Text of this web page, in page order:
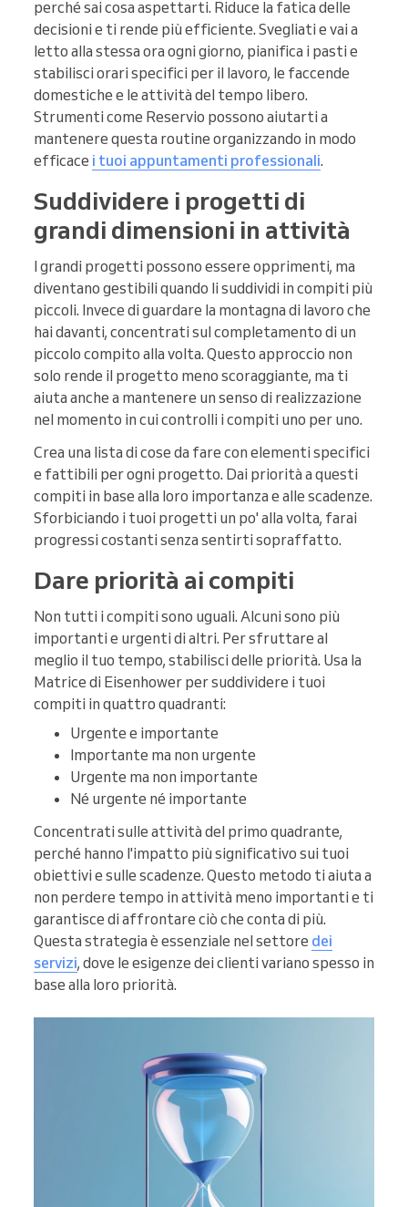
perché sai cosa aspettarti. Riduce la fatica delle
decisioni e ti rende più efficiente. Svegliati e vai a
letto alla stessa ora ogni giorno, pianifica i pasti e
stabilisci orari specifici per il lavoro, le faccende
domestiche e le attività del tempo libero.
Strumenti come Reservio possono aiutarti a
mantenere questa routine organizzando in modo
efficace i tuoi appuntamenti professionali.
Suddividere i progetti di
grandi dimensioni in attività
I grandi progetti possono essere opprimenti, ma
diventano gestibili quando li suddividi in compiti più
piccoli. Invece di guardare la montagna di lavoro che
hai davanti, concentrati sul completamento di un
piccolo compito alla volta. Questo approccio non
solo rende il progetto meno scoraggiante, ma ti
aiuta anche a mantenere un senso di realizzazione
nel momento in cui controlli i compiti uno per uno.
Crea una lista di cose da fare con elementi specifici
e fattibili per ogni progetto. Dai priorità a questi
compiti in base alla loro importanza e alle scadenze.
Sforbiciando i tuoi progetti un po' alla volta, farai
progressi costanti senza sentirti sopraffatto.
Dare priorità ai compiti
Non tutti i compiti sono uguali. Alcuni sono più
importanti e urgenti di altri. Per sfruttare al
meglio il tuo tempo, stabilisci delle priorità. Usa la
Matrice di Eisenhower per suddividere i tuoi
compiti in quattro quadranti:
Urgente e importante
Importante ma non urgente
Urgente ma non importante
Né urgente né importante
Concentrati sulle attività del primo quadrante,
perché hanno l'impatto più significativo sui tuoi
obiettivi e sulle scadenze. Questo metodo ti aiuta a
non perdere tempo in attività meno importanti e ti
garantisce di affrontare ciò che conta di più.
Questa strategia è essenziale nel settore dei
servizi, dove le esigenze dei clienti variano spesso in
base alla loro priorità.